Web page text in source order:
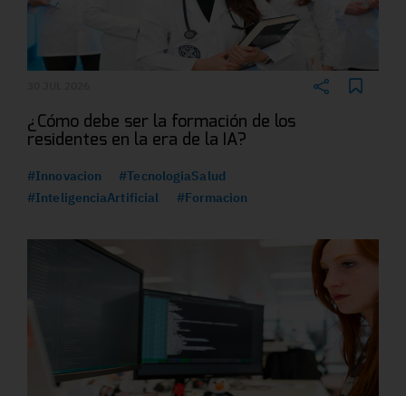
¿Cómo debe ser la formación de los
residentes en la era de la IA?
#Innovacion
#TecnologiaSalud
#InteligenciaArtificial
#Formacion